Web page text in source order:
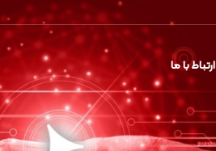
ارتباط با ما